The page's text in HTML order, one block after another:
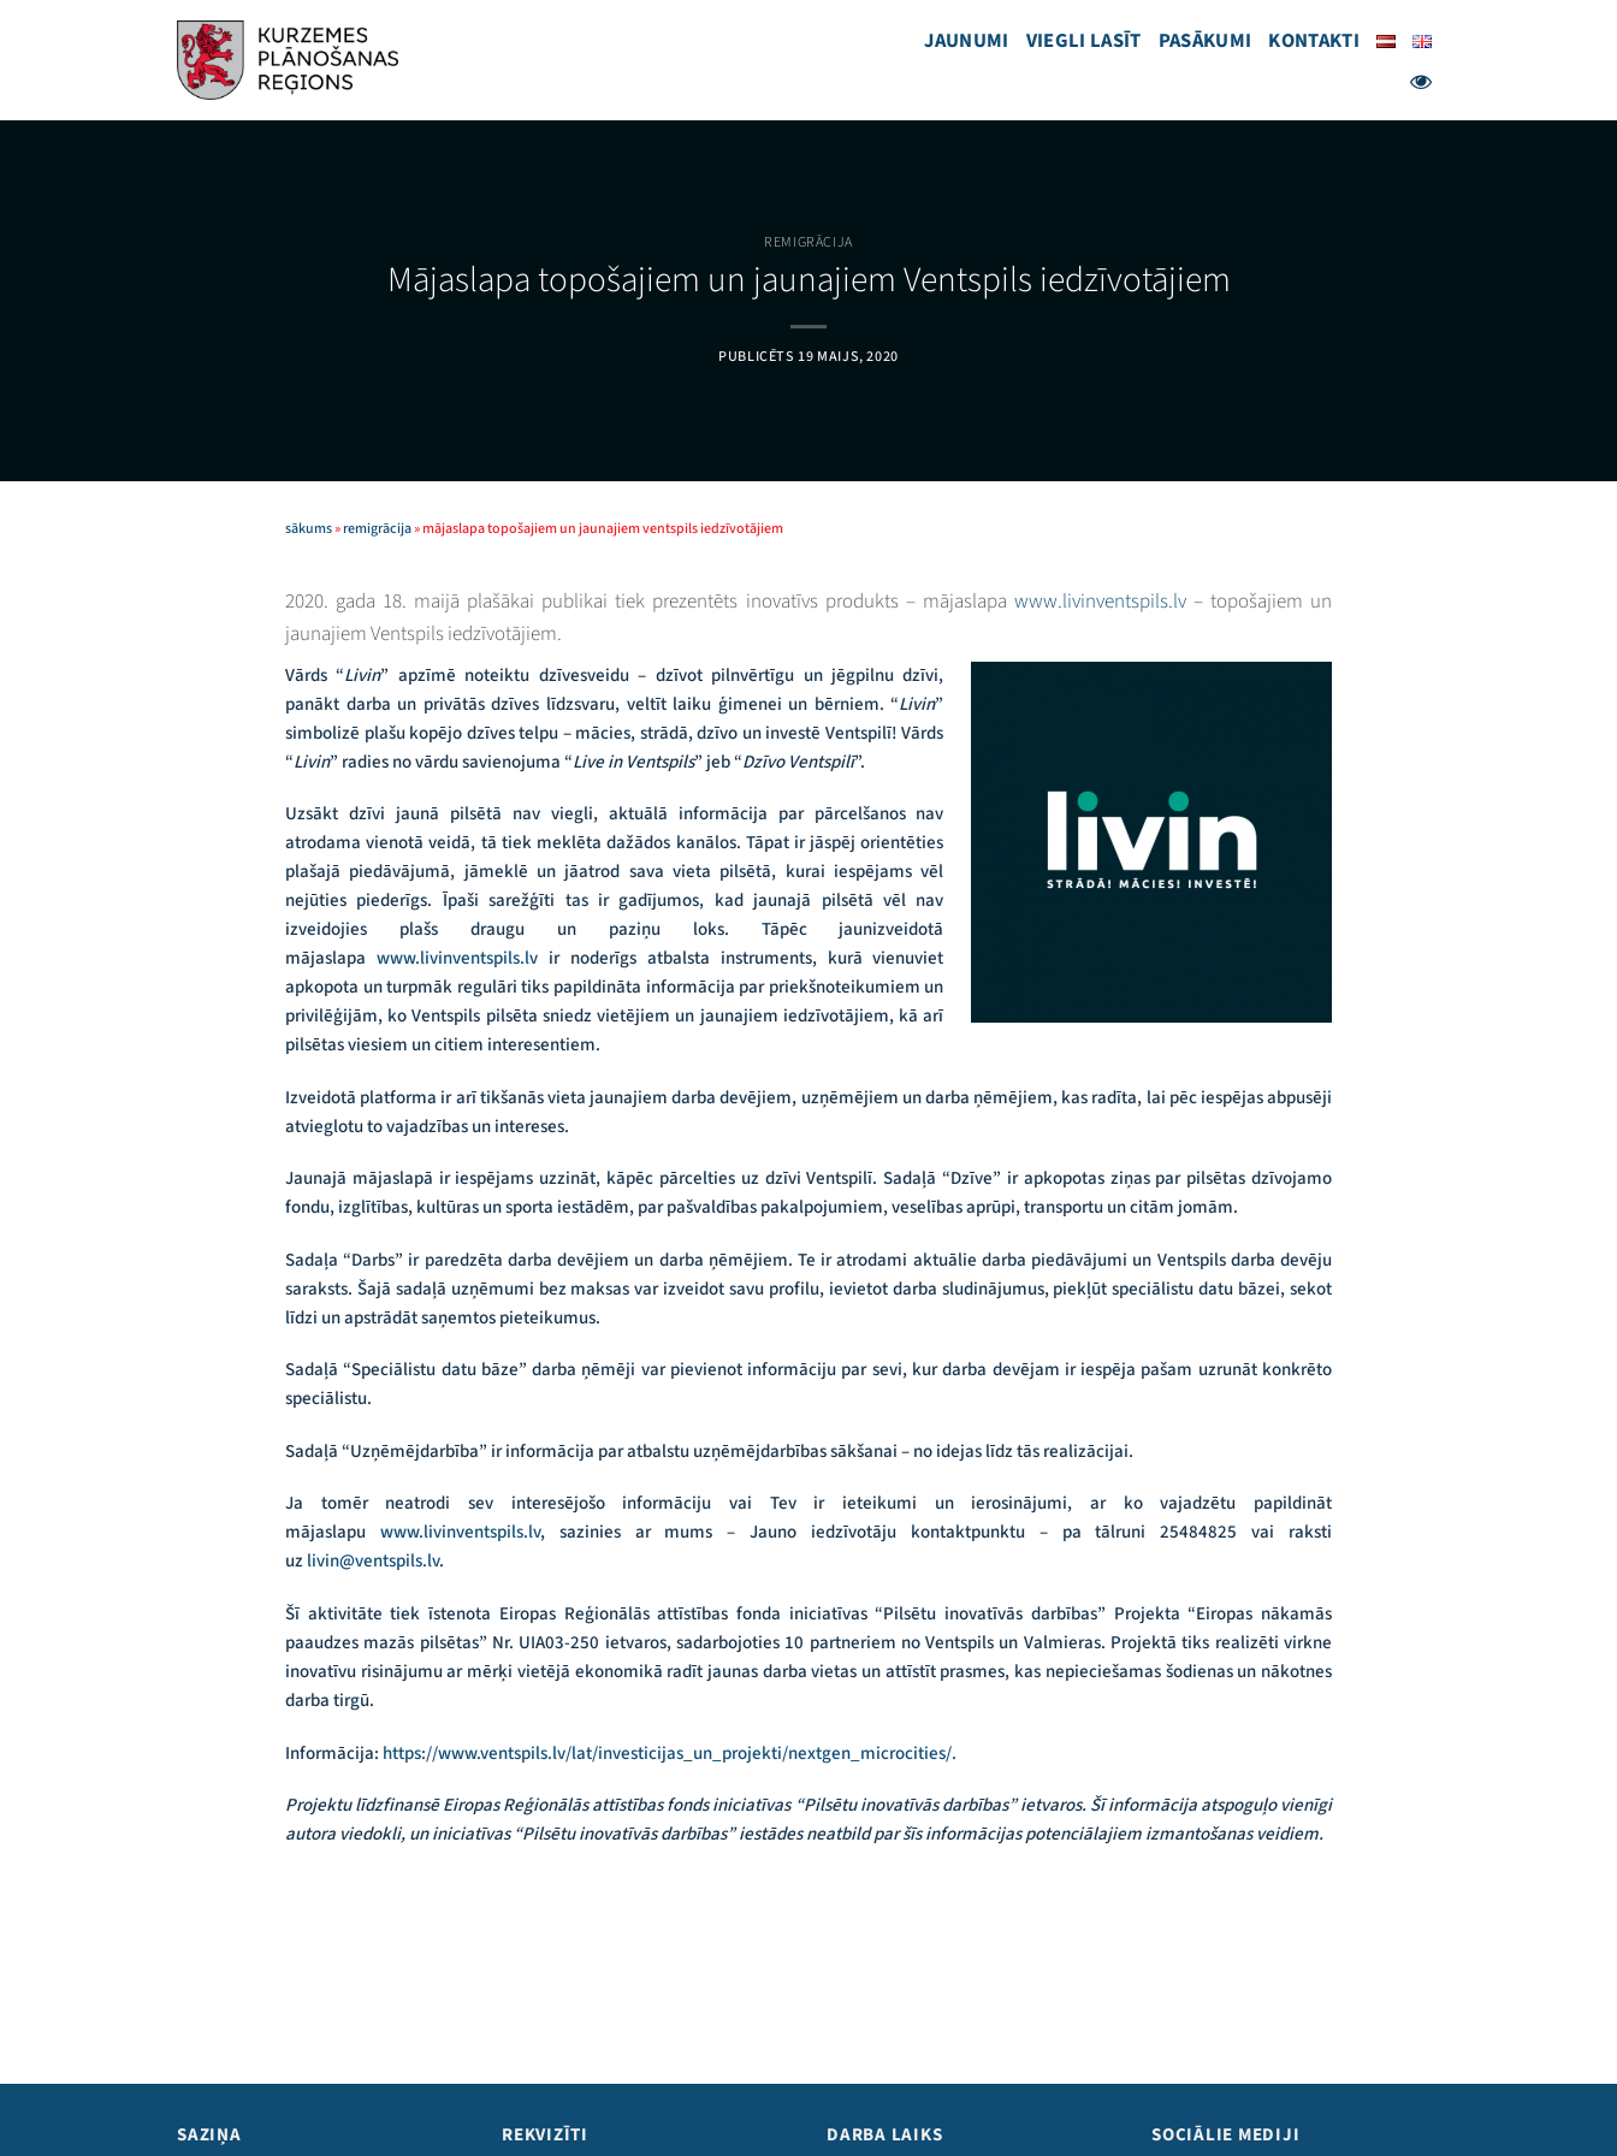
JAUNUMI VIEGLI LASĪT PASĀKUMI KONTAKTI
REMIGRĀCIJA
Mājaslapa topošajiem un jaunajiem Ventspils iedzīvotājiem
PUBLICĒTS 19 MAIJS, 2020
sākums»remigrācija»mājaslapa topošajiem un jaunajiem ventspils iedzīvotājiem
2020. gada 18. maijā plašākai publikai tiek prezentēts inovatīvs produkts – mājaslapa www.livinventspils.lv– topošajiem un
jaunajiem Ventspils iedzīvotājiem.
Vārds “Livin” apzīmē noteiktu dzīvesveidu – dzīvot pilnvērtīgu un jēgpilnu dzīvi,
panākt darba un privātās dzīves līdzsvaru, veltīt laiku ģimenei un bērniem. “Livin”
simbolizē plašu kopējo dzīves telpu – mācies, strādā, dzīvo un investē Ventspilī! Vārds
“Livin” radies no vārdu savienojuma “Live in Ventspils” jeb “Dzīvo Ventspilī”.
Uzsākt dzīvi jaunā pilsētā nav viegli, aktuālā informācija par pārcelšanos nav
atrodama vienotā veidā, tā tiek meklēta dažādos kanālos. Tāpat ir jāspēj orientēties
plašajā piedāvājumā, jāmeklē un jāatrod sava vieta pilsētā, kurai iespējams vēl
nejūties piederīgs. Īpaši sarežģīti tas ir gadījumos, kad jaunajā pilsētā vēl nav
izveidojies plašs draugu un paziņu loks. Tāpēc jaunizveidotā
mājaslapa www.livinventspils.lvir noderīgs atbalsta instruments, kurā vienuviet
apkopota un turpmāk regulāri tiks papildināta informācija par priekšnoteikumiem un
privilēģijām, ko Ventspils pilsēta sniedz vietējiem un jaunajiem iedzīvotājiem, kā arī
pilsētas viesiem un citiem interesentiem.
Izveidotā platforma ir arī tikšanās vieta jaunajiem darba devējiem, uzņēmējiem un darba ņēmējiem, kas radīta, lai pēc iespējas abpusēji
atvieglotu to vajadzības un intereses.
Jaunajā mājaslapā ir iespējams uzzināt, kāpēc pārcelties uz dzīvi Ventspilī. Sadaļā “Dzīve” ir apkopotas ziņas par pilsētas dzīvojamo
fondu, izglītības, kultūras un sporta iestādēm, par pašvaldības pakalpojumiem, veselības aprūpi, transportu un citām jomām.
Sadaļa “Darbs” ir paredzēta darba devējiem un darba ņēmējiem. Te ir atrodami aktuālie darba piedāvājumi un Ventspils darba devēju
saraksts. Šajā sadaļā uzņēmumi bez maksas var izveidot savu profilu, ievietot darba sludinājumus, piekļūt speciālistu datu bāzei, sekot
līdzi un apstrādāt saņemtos pieteikumus.
Sadaļā “Speciālistu datu bāze” darba ņēmēji var pievienot informāciju par sevi, kur darba devējam ir iespēja pašam uzrunāt konkrēto
speciālistu.
Sadaļā “Uzņēmējdarbība” ir informācija par atbalstu uzņēmējdarbības sākšanai – no idejas līdz tās realizācijai.
Ja tomēr neatrodi sev interesējošo informāciju vai Tev ir ieteikumi un ierosinājumi, ar ko vajadzētu papildināt
mājaslapu www.livinventspils.lv, sazinies ar mums – Jauno iedzīvotāju kontaktpunktu – pa tālruni 25484825 vai raksti
uzlivin@ventspils.lv.
Šī aktivitāte tiek īstenota Eiropas Reģionālās attīstības fonda iniciatīvas “Pilsētu inovatīvās darbības” Projekta “Eiropas nākamās
paaudzes mazās pilsētas” Nr. UIA03-250 ietvaros, sadarbojoties 10 partneriem no Ventspils un Valmieras. Projektā tiks realizēti virkne
inovatīvu risinājumu ar mērķi vietējā ekonomikā radīt jaunas darba vietas un attīstīt prasmes, kas nepieciešamas šodienas un nākotnes
darba tirgū.
Informācija: https://www.ventspils.lv/lat/investicijas_un_projekti/nextgen_microcities/.
Projektu līdzfinansē Eiropas Reģionālās attīstības fonds iniciatīvas “Pilsētu inovatīvās darbības” ietvaros. Šī informācija atspoguļo vienīgi
autora viedokli, un iniciatīvas “Pilsētu inovatīvās darbības” iestādes neatbild par šīs informācijas potenciālajiem izmantošanas veidiem.
SAZIŅA REKVIZĪTI DARBA LAIKS SOCIĀLIE MEDIJI